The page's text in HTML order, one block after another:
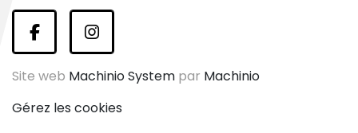
facebookinstagram
Site web Machinio System par Machinio
Gérez les cookies